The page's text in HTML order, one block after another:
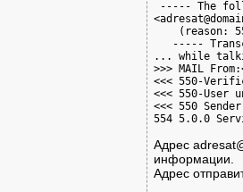
----- The
(reason:
-----
... while
>>> MAIL
<<< 550-
<<< 550-User
<<< 550
Адрес
информации.
Адрес